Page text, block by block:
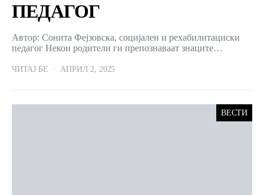
ПЕДАГОГ
Автор: Сонита Фејзовска, социјален и рехабилитациски
педагог Некои родители ги препознаваат знаците…
ЧИТАЈ БЕ АПРИЛ 2, 2025
ВЕСТИ